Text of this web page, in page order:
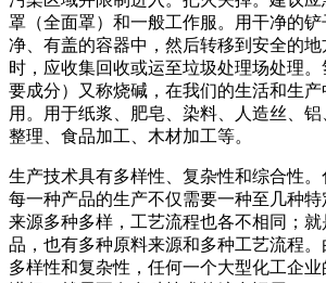
罩（全面罩）和一般工作服。用干净的
净、有盖的容器中，然后转移到安全的
时，应收集回收或运至垃圾处理场处理
要成分）又称烧碱，在我们的生活和生
用。用于纸浆、肥皂、染料、人造丝、
整理、食品加工、木材加工等。
生产技术具有多样性、复杂性和综合性。
每一种产品的生产不仅需要一种至几种
来源多种多样，工艺流程也各不相同；
品，也有多种原料来源和多种工艺流程
多样性和复杂性，任何一个大型化工企